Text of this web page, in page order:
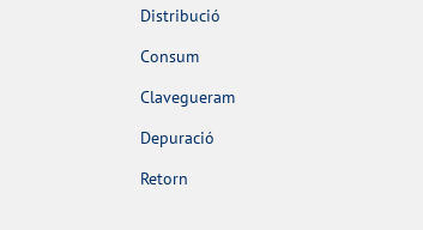
Distribució
Consum
Clavegueram
Depuració
Retorn